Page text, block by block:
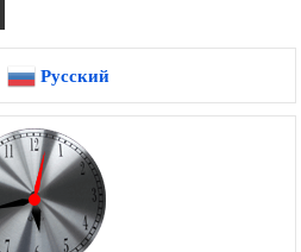
Русский